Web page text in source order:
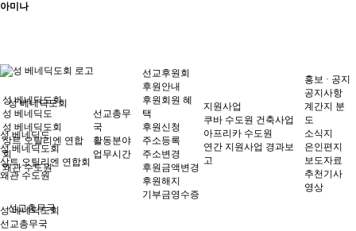
아미나
성 베네딕도회
성 베네딕도
성 베네딕도회
상트 오틸리엔 연합회
왜관 수도원
선교총무국
성 베네딕도회
성 베네딕도
성 베네딕도회
상트 오틸리엔 연합
회
왜관 수도원
선교총무
국
활동분야
업무시간
선교후원회
후원안내
후원회원 혜
택
후원신청
주소등록
주소변경
후원금액변경
후원해지
기부금영수증
지원사업
쿠바 수도원 건축사업
아프리카 수도원
연간 지원사업 경과보
고
홍보 · 공지
공지사항
계간지 분
도
소식지
은인편지
보도자료
추천기사
영상
성 베네딕도회
선교총무국